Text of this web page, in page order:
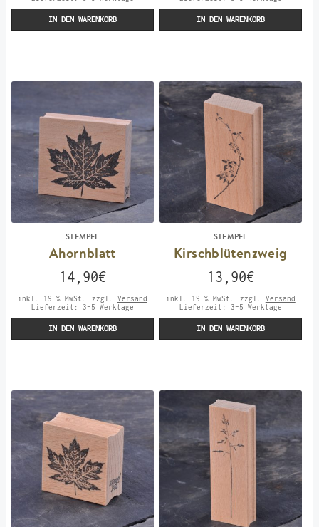
IN DEN WARENKORB IN DEN WARENKORB
STEMPEL
Ahornblatt
14,90€
inkl. 19 % MwSt. zzgl. Versand
Lieferzeit: 3-5 Werktage
IN DEN WARENKORB
STEMPEL
Kirschblütenzweig
13,90€
inkl. 19 % MwSt. zzgl. Versand
Lieferzeit:
3-5 Werktage
IN DEN WARENKORB